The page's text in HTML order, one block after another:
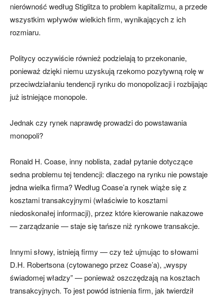
nierówność według Stiglitza to problem kapitalizmu, a przede
wszystkim wpływów wielkich firm, wynikających z ich
rozmiaru.
Politycy oczywiście również podzielają to przekonanie,
ponieważ dzięki niemu uzyskują rzekomo pozytywną rolę w
przeciwdziałaniu tendencji rynku do monopolizacji i rozbijając
już istniejące monopole.
Jednak czy rynek naprawdę prowadzi do powstawania
monopoli?
Ronald H. Coase, inny noblista, zadał pytanie dotyczące
sedna problemu tej tendencji: dlaczego na rynku nie powstaje
jedna wielka firma? Według Coase’a rynek wiąże się z
kosztami transakcyjnymi (właściwie to kosztami
niedoskonałej informacji), przez które kierowanie nakazowe
— zarządzanie — staje się tańsze niż rynkowe transakcje.
Innymi słowy, istnieją firmy — czy też ujmując to słowami
D.H. Robertsona (cytowanego przez Coase’a), „wyspy
świadomej władzy” — ponieważ oszczędzają na kosztach
transakcyjnych. To jest powód istnienia firm, jak twierdził